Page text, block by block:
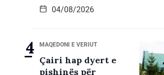
04/08/2026
MAQEDONI E VERIUT
Çairi hap dyert e
pishinës për